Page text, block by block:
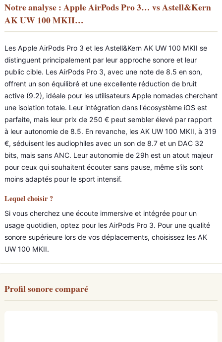
Notre analyse : Apple AirPods Pro 3… vs Astell&Kern
AK UW 100 MKII…
Les Apple AirPods Pro 3 et les Astell&Kern AK UW 100 MKII se
distinguent principalement par leur approche sonore et leur
public cible. Les AirPods Pro 3, avec une note de 8.5 en son,
offrent un son équilibré et une excellente réduction de bruit
active (9.2), idéale pour les utilisateurs Apple nomades cherchant
une isolation totale. Leur intégration dans l'écosystème iOS est
parfaite, mais leur prix de 250 € peut sembler élevé par rapport
à leur autonomie de 8.5. En revanche, les AK UW 100 MKII, à 319
€, séduisent les audiophiles avec un son de 8.7 et un DAC 32
bits, mais sans ANC. Leur autonomie de 29h est un atout majeur
pour ceux qui souhaitent écouter sans pause, même s'ils sont
moins adaptés pour le sport intensif.
Lequel choisir ?
Si vous cherchez une écoute immersive et intégrée pour un
usage quotidien, optez pour les AirPods Pro 3. Pour une qualité
sonore supérieure lors de vos déplacements, choisissez les AK
UW 100 MKII.
Profil sonore comparé